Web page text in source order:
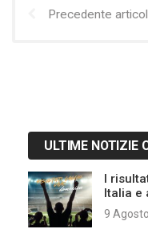
Precedente
ULTIME NOTIZIE
I
Italia e
9